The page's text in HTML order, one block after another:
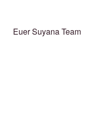
Euer Suyana Team